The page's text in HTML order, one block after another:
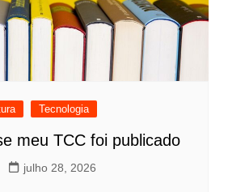
Tecnologia
meu TCC foi publicado
julho 28, 2026